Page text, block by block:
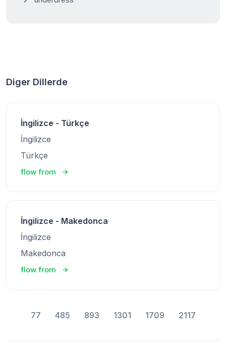
Diger Dillerde
İngilizce - Türkçe
İngilizce
Türkçe
flow from
İngilizce - Makedonca
İngilizce
Makedonca
flow from
77 485 893 1301 1709 2117